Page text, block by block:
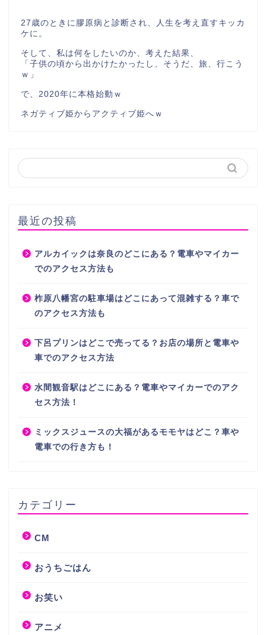
27歳のときに膠原病と診断され、人生を考え直すキッカ
ケに。
そして、私は何をしたいのか、考えた結果、
「子供の頃から出かけたかったし、そうだ、旅、行こう
ｗ」
で、2020年に本格始動ｗ
ネガティブ姫からアクティブ姫へｗ
最近の投稿
アルカイックは奈良のどこにある？電車やマイカー
でのアクセス方法も
柞原八幡宮の駐車場はどこにあって混雑する？車で
のアクセス方法も
下呂プリンはどこで売ってる？お店の場所と電車や
車でのアクセス方法
水間観音駅はどこにある？電車やマイカーでのアク
セス方法！
ミックスジュースの大福があるモモヤはどこ？車や
電車での行き方も！
カテゴリー
CM
おうちごはん
お笑い
アニメ